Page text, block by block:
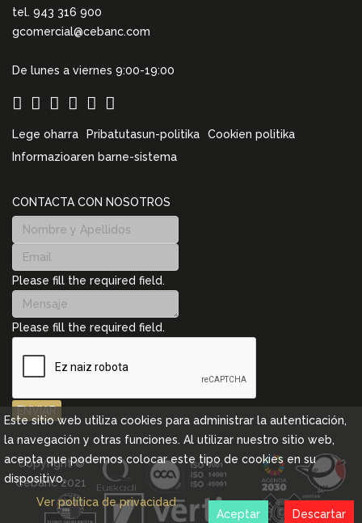
tel. 943 316 900
gcomercial@cebanc.com
De lunes a viernes 9:00-19:00
Lege oharra Pribatutasun-politika
Cookien politika
Informazioaren barne-sistema
CONTACTA CON NOSOTROS
Please fill the required field.
Please fill the required field.
ENVIAR
Copyright ©
Cebanc 2021
Este sitio web utiliza cookies para administrar la autenticación,
la navegación y otras funciones. Al utilizar nuestro sitio web,
acepta que podemos colocar este tipo de cookies en su
dispositivo.
Ver política de privacidad
Descartar
Aceptar